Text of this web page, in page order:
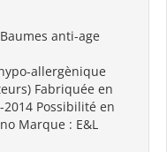
anti-age
hypo-allergènique
Fabriquée en
2014 Possibilité en
Marque : E&L